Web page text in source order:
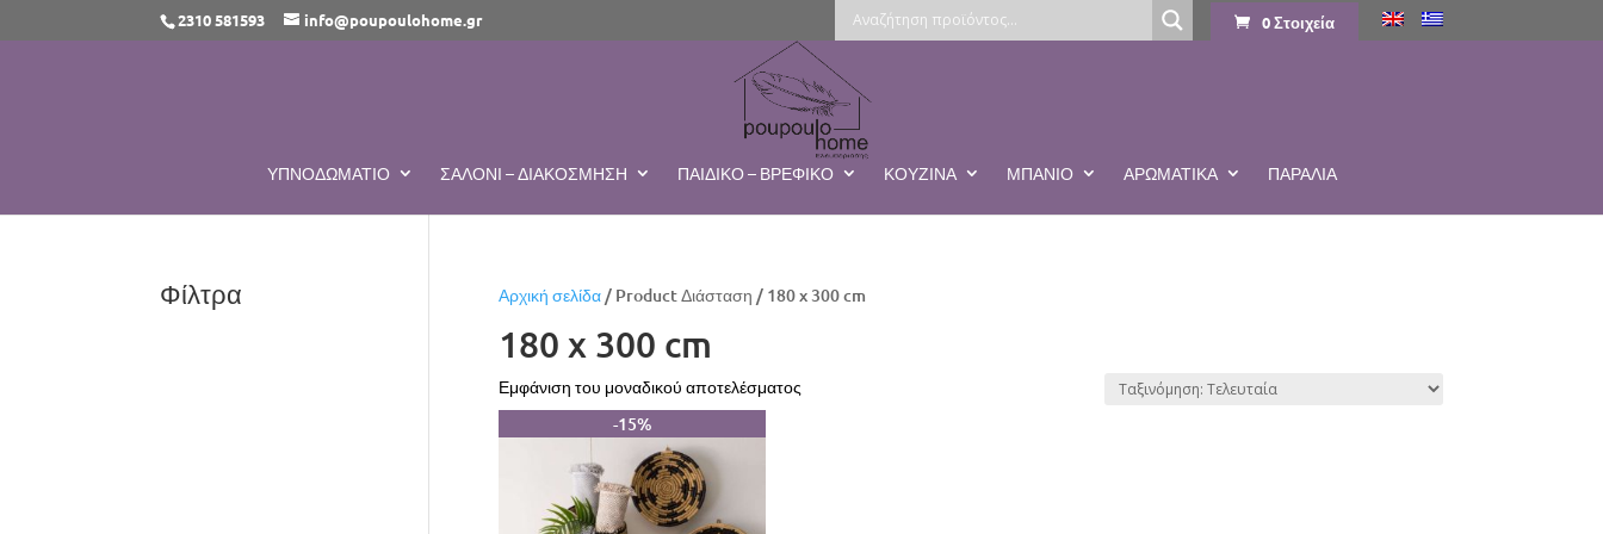
2310 581593 info@poupoulohome.gr 0 Στοιχεία
ΥΠΝΟΔΩΜΆΤΙΟ ΣΑΛΌΝΙ – ΔΙΑΚΌΣΜΗΣΗ ΠΑΙΔΙΚΌ – ΒΡΕΦΙΚΌ ΚΟΥΖΊΝΑ ΜΠΆΝΙΟ ΑΡΩΜΑΤΙΚΆ ΠΑΡΑΛΙΑ
Αρχική σελίδα/ Product Διάσταση / 180 x 300 cm
180 x 300 cm
Εμφάνιση του μοναδικού αποτελέσματος
-15%
Φίλτρα